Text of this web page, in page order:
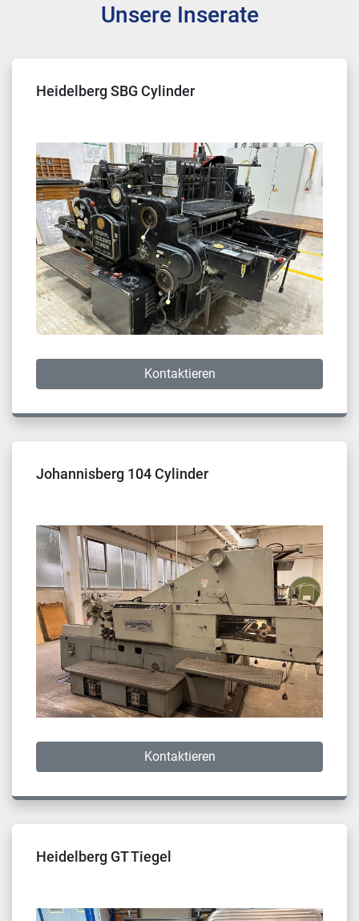
Unsere Inserate
Heidelberg SBG Cylinder
Kontaktieren
Johannisberg 104 Cylinder
Kontaktieren
Heidelberg GT Tiegel